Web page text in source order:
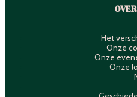
Het
Onze
Onze
Onze